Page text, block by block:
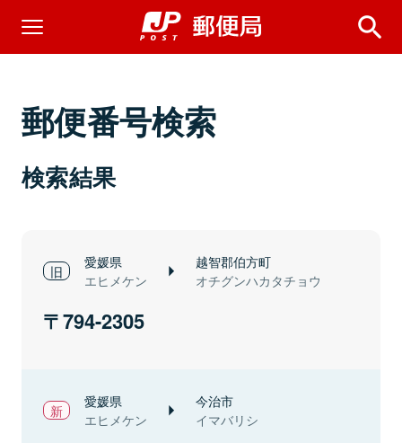
郵便番号検索
検索結果
愛媛県
エヒメケン
越智郡伯方町
オチグンハカタチョウ
794-2305
愛媛県
エヒメケン
今治市
イマバリシ